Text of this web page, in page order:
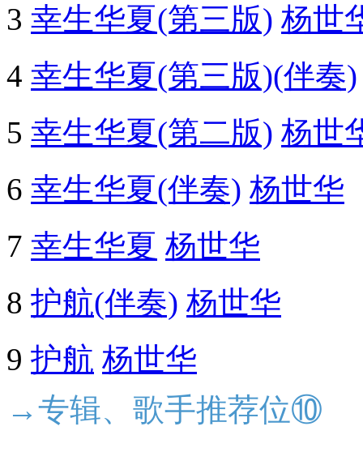
3 幸生华夏(第三版) 杨世
4 幸生华夏(第三版)(伴奏)
5 幸生华夏(第二版) 杨世
6 幸生华夏(伴奏) 杨世华
7 幸生华夏 杨世华
8 护航(伴奏) 杨世华
9 护航 杨世华
→专辑、歌手推荐位⑩